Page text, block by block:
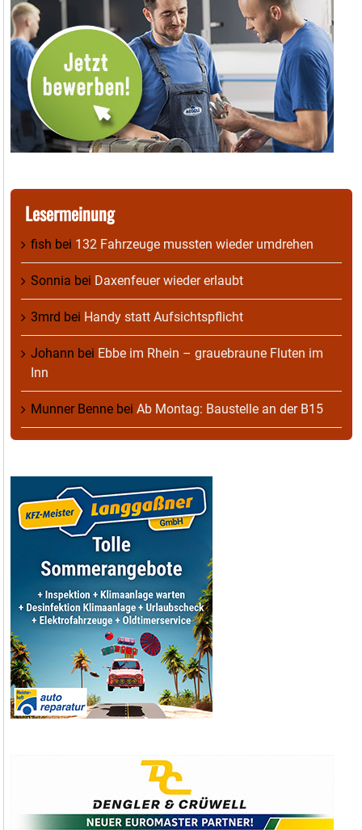
Lesermeinung
fish bei 132 Fahrzeuge mussten wieder umdrehen
Sonnia bei Daxenfeuer wieder erlaubt
3mrd bei Handy statt Aufsichtspflicht
Johann bei Ebbe im Rhein – grauebraune Fluten im
Inn
Munner Benne bei Ab Montag: Baustelle an der B15